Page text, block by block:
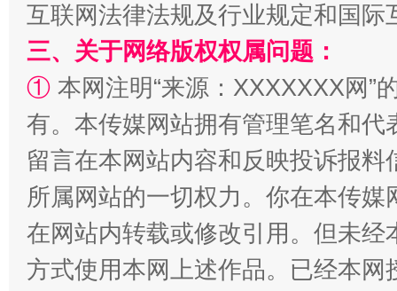
解纷+调解+退费，一次搞定
互联网法律法规及行业规定和国
三、关于网络版权权属问题：
① 本网注明“来源：XXXXXXX网”
有。本传媒网站拥有管理笔名和
留言在本网站内容和反映投诉报
所属网站的一切权力。你在本传
在网站内转载或修改引用。但未
方式使用本网上述作品。已经本